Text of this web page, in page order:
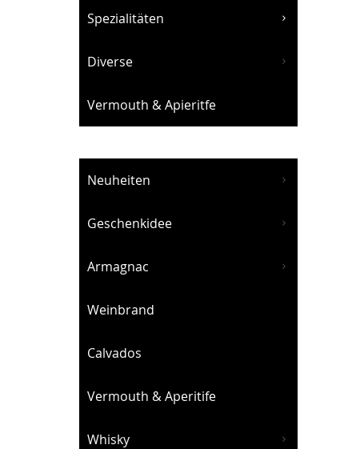
Spezialitäten
Diverse
Vermouth & Apieritfe
Neuheiten
Geschenkidee
Armagnac
Weinbrand
Calvados
Vermouth & Aperitife
Whisky